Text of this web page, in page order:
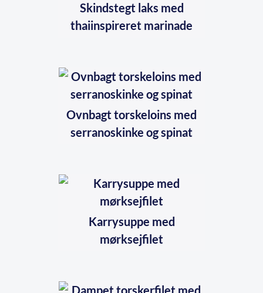
Skindstegt laks med
thaiinspireret marinade
Ovnbagt torskeloins med
serranoskinke og spinat
Karrysuppe med
mørksejfilet